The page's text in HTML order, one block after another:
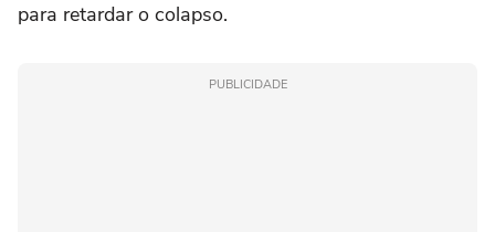
para retardar o colapso.
PUBLICIDADE